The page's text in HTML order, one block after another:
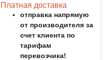
Платная доставка
отправка напрямую
от производителя за
счет клиента по
тарифам
перевозчика!